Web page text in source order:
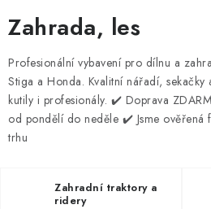
DÍLNA, STAVBA
MILWAUKEE
ELEKTROMOBILITA
PROFI STROJE
PRODEJNY
Zahrada, les
Profesionální vybavení pro dílnu a
Stiga a Honda. Kvalitní nářadí,
kutily i profesionály. ✔️ Doprava
od pondělí do neděle ✔️ Jsme ověřená
trhu
Zahradní traktory a
ridery